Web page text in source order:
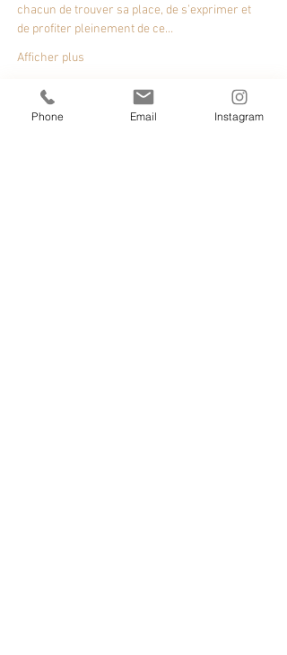
chacun de trouver sa place, de s’exprimer et
de profiter pleinement de ce…
Afficher plus
Phone Email Instagram